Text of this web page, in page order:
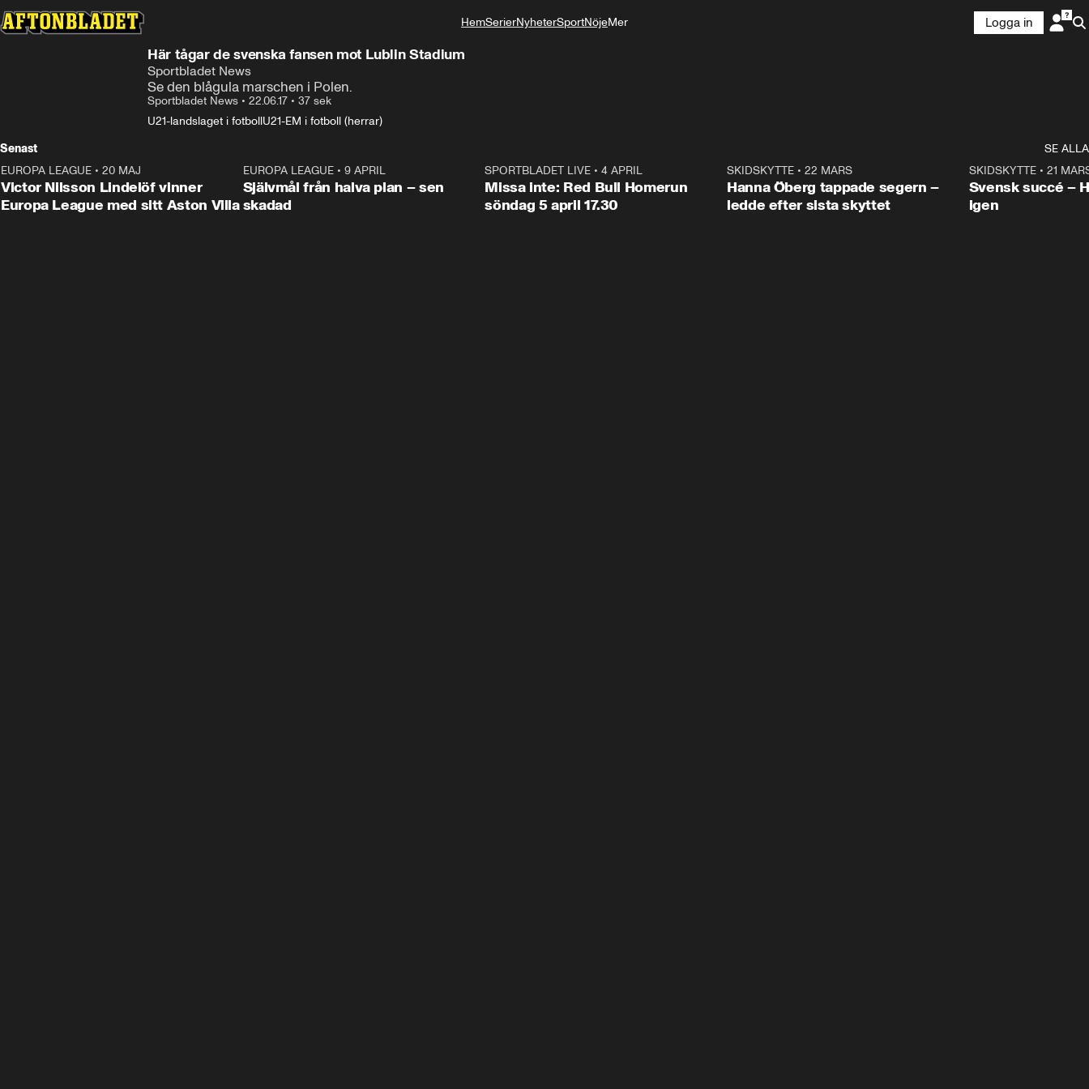
HemSerierNyheterSportNöjeMer
Logga in
Här tågar de svenska fansen mot Lublin Stadium
Sportbladet News
Se den blågula marschen i Polen.
Sportbladet News • 22.06.17 • 37 sek
U21-landslaget i fotbollU21-EM i fotboll (herrar)
Senast
SE ALLA
EUROPA LEAGUE • 20 MAJ
Victor Nilsson Lindelöf vinner
Europa League med sitt Aston Villa
1:03
EUROPA LEAGUE• 9 APRIL
Självmål från halva plan – sen
skadad
SPORTBLADET LIVE •4 APRIL
Missa inte: Red Bull Homerun
söndag 5 april 17.30
SKIDSKYTTE• 22 MARS
Hanna Öberg tappade segern –
ledde efter sista skyttet
SKIDSKYTTE• 21
Svensk succé –
igen